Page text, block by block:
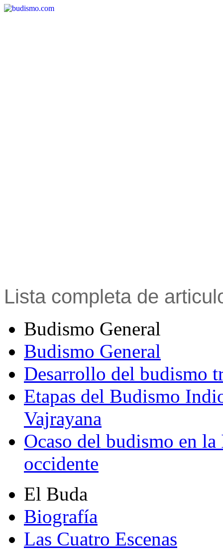
Lista completa de
Budismo General
Budismo General
Desarrollo del budismo
Etapas del Budismo
Vajrayana
Ocaso del budismo en
occidente
El Buda
Biografía
Las Cuatro Escenas